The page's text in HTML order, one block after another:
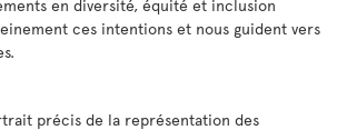
en diversité, équité et inclusion
ces intentions et nous guident vers
précis de la représentation des